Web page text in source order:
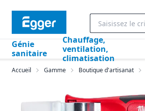
Génie
sanitaire
Chauffage,
ventilation,
climatisation
Accueil Gamme Boutique d'artisanat